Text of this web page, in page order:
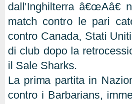
dall'Inghilterra â€œAâ€
match contro le pari
contro Canada, Stati
di club dopo la
il Sale Sharks.
La prima partita in
contro i Barbarians,